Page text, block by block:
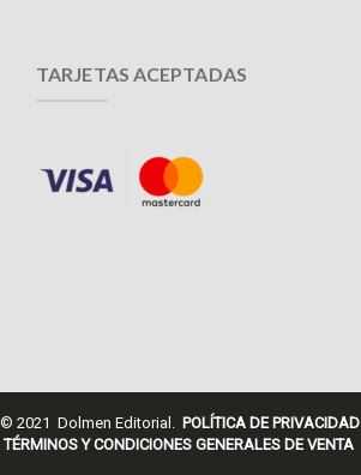
TARJETAS ACEPTADAS
© 2021 Dolmen Editorial. POLÍTICA DE PRIVACIDAD
TÉRMINOS Y CONDICIONES GENERALES DE VENTA